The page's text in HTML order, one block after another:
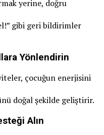
yerine, doğru
gibi geri bildirimler
Yönlendirin
çocuğun enerjisini
doğal şekilde geliştirir.
Alın